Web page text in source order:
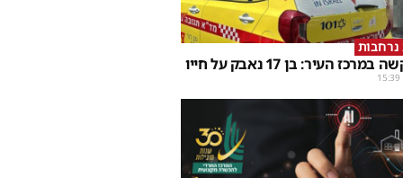
נרחבות
העיר: בן 17 נאבק על חייו
15:39